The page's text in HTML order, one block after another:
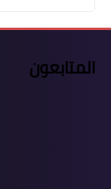
المتابعون